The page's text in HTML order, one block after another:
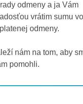
odmeny a ja Vám
vrátim sumu
odmeny.
nám na tom, aby
pomohli.